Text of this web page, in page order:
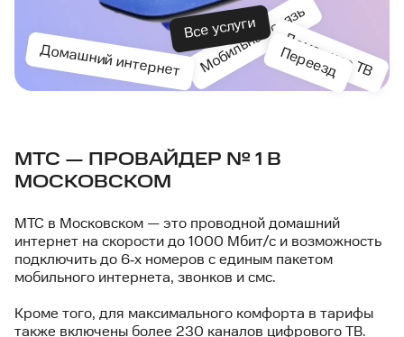
Мобильная связь
Домашний интернет Домашнее ТВ
Все услуги
Переезд
МТС — ПРОВАЙДЕР № 1 В
МОСКОВСКОМ
МТС в Московском — это проводной домашний
интернет на скорости до 1000 Мбит/с и возможность
подключить до 6‑х номеров с единым пакетом
мобильного интернета, звонков и смс.
Кроме того, для максимального комфорта в тарифы
также включены более 230 каналов цифрового ТВ.